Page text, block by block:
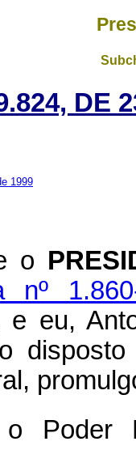
DE
1999
o
nº
e eu,